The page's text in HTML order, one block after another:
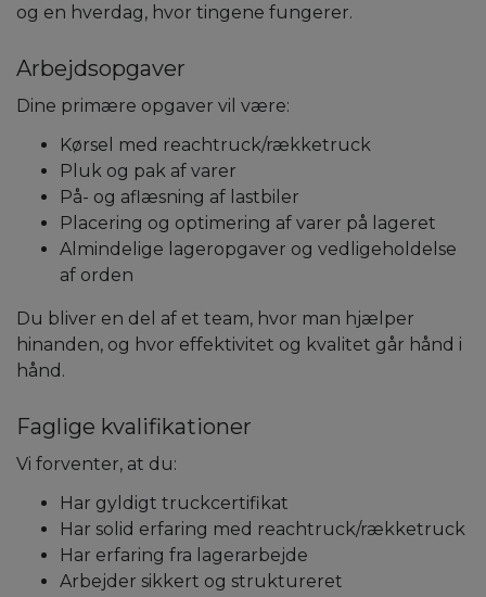
og en hverdag, hvor tingene fungerer.
Arbejdsopgaver
Dine primære opgaver vil være:
Kørsel med reachtruck/rækketruck
Pluk og pak af varer
På- og aflæsning af lastbiler
Placering og optimering af varer på lageret
Almindelige lageropgaver og vedligeholdelse
af orden
Du bliver en del af et team, hvor man hjælper
hinanden, og hvor effektivitet og kvalitet går hånd i
hånd.
Faglige kvalifikationer
Vi forventer, at du:
Har gyldigt truckcertifikat
Har solid erfaring med reachtruck/rækketruck
Har erfaring fra lagerarbejde
Arbejder sikkert og struktureret